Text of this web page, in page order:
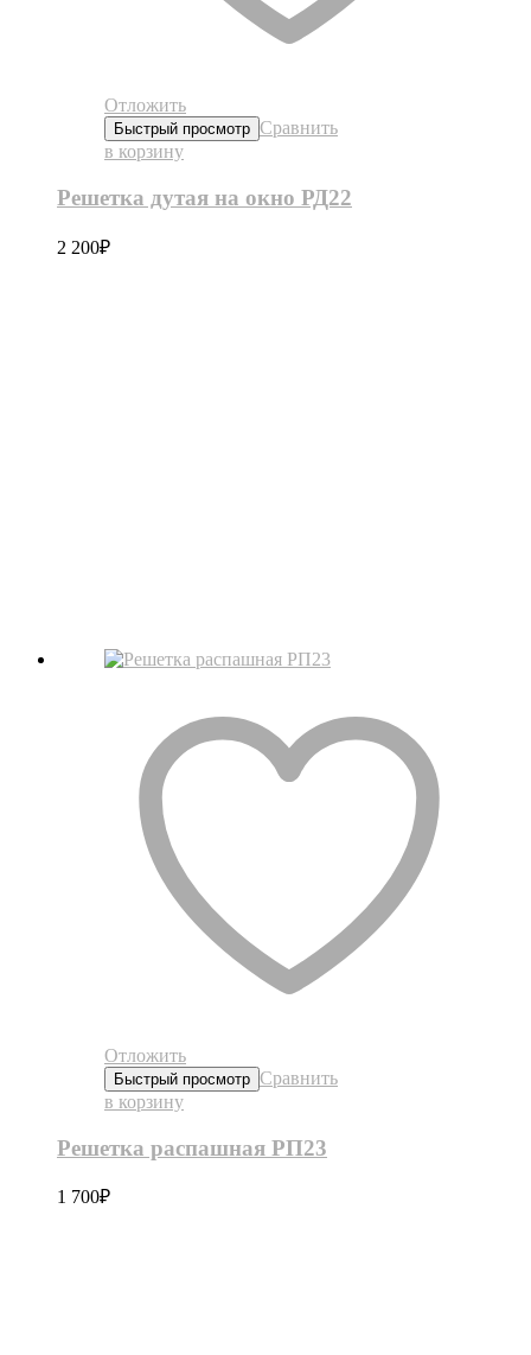
Отложить
Быстрый просмотр Сравнить
в корзину
Решетка дутая на окно РД22
2 200₽
Отложить
Быстрый просмотр Сравнить
в корзину
Решетка распашная РП23
1 700₽